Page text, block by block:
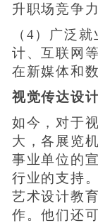
升职场竞争力
（4）广泛
计、互联网
在新媒体和
视觉传达设
如今，对于
大，各展览
事业单位的
行业的支持
艺术设计教
作。他们还